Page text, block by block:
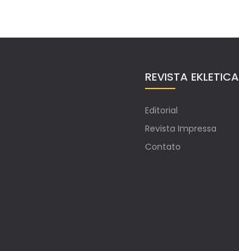
REVISTA EKLETICA
Editorial
Revista Impressa
Contato